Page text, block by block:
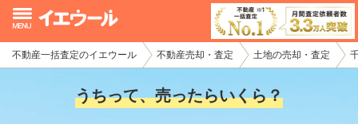
不動産一括査定のイエウール 不動産売却・査定 土地の売却・査定
うちって、売ったらいくら？
イエウール加盟希望の不動産会社様
初めての方へ